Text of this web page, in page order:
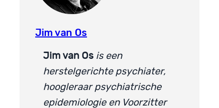
Jim van Os
Jim van Os is een
herstelgerichte psychiater,
hoogleraar psychiatrische
epidemiologie en Voorzitter